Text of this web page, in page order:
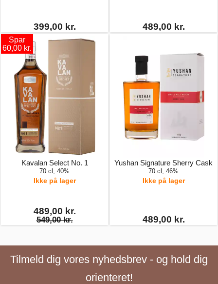
399,00 kr. 489,00 kr.
Spar
60,00 kr.
Kavalan Select No. 1
70 cl, 40%
Ikke på lager
489,00 kr.
549,00 kr.
Yushan Signature Sherry Cask
70 cl, 46%
Ikke på lager
489,00 kr.
Tilmeld dig vores nyhedsbrev - og hold dig
orienteret!